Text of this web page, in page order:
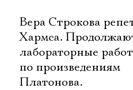
Вера Строкова
Хармса.
лабораторные
по произведениям
Платонова.